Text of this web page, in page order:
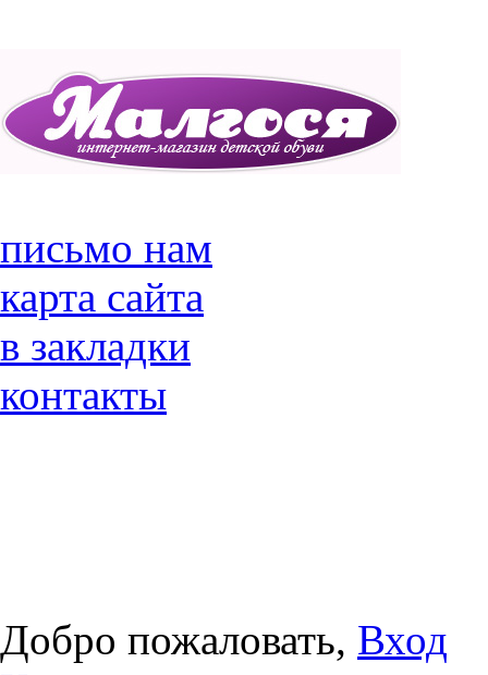
письмо нам
карта сайта
в закладки
контакты
Добро пожаловать, Вход